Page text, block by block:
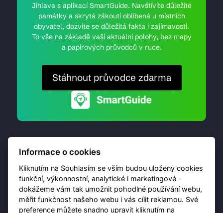
Jihlava s aplikací SmartGuide. Navštívíte důležité
památky a skrytá zákoutí oblíbená u místních
obyvatel, dozvíte se důležitá fakta i zajímavosti.
To vše na základě vaší aktuální polohy, bez mapy
a papírových průvodců v ruce.
Stáhnout průvodce zdarma
© 2026 Destinační portál provozujeBrána Jihlavy,
příspěvková organizace. Všechna práva vyhrazena.
Informace o cookies
Kliknutím na Souhlasím se vším budou uloženy cookies
funkční, výkonnostní, analytické i marketingové -
dokážeme vám tak umožnit pohodlné používání webu,
měřit funkčnost našeho webu i vás cílit reklamou. Své
preference můžete snadno upravit kliknutím na